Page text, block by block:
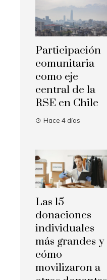
Participación
comunitaria
como eje
central de la
RSE en Chile
Hace 4 días
Las 15
donaciones
individuales
más grandes y
cómo
movilizaron a